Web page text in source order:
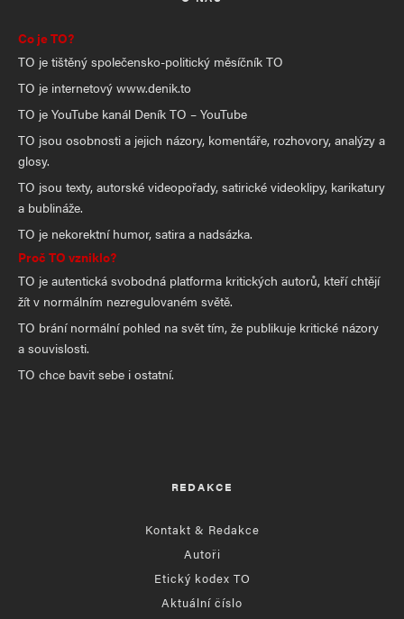
Co je TO?
TO je tištěný společensko-politický měsíčník TO
TO je internetový www.denik.to
TO je YouTube kanál Deník TO – YouTube
TO jsou osobnosti a jejich názory, komentáře, rozhovory, analýzy a
glosy.
TO jsou texty, autorské videopořady, satirické videoklipy, karikatury
a bublináže.
TO je nekorektní humor, satira a nadsázka.
Proč TO vzniklo?
TO je autentická svobodná platforma kritických autorů, kteří chtějí
žít v normálním nezregulovaném světě.
TO brání normální pohled na svět tím, že publikuje kritické názory
a souvislosti.
TO chce bavit sebe i ostatní.
REDAKCE
Kontakt & Redakce
Autoři
Etický kodex TO
Aktuální číslo